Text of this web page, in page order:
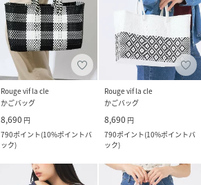
Rouge vif la cle
かごバッグ
8,690 円
790ポイント(10%ポイントバ
ック)
Rouge vif la cle
かごバッグ
8,690 円
790ポイント(10%ポイントバ
ック)